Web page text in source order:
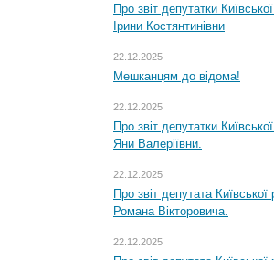
Про звіт депутатки
Ірини Костянтинівни
22.12.2025
Мешканцям до відома!
22.12.2025
Про звіт депутатки
Яни Валеріївни.
22.12.2025
Про звіт депутата
Романа Вікторовича.
22.12.2025